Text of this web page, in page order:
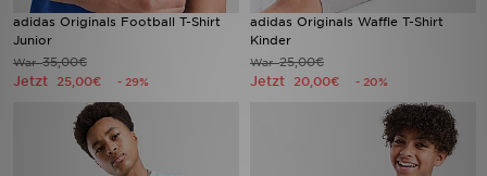
adidas Originals Football T-Shirt
Junior
War35,00€
Jetzt 25,00€ - 29%
adidas Originals Waffle T-Shirt
Kinder
War25,00€
Jetzt 20,00€ - 20%